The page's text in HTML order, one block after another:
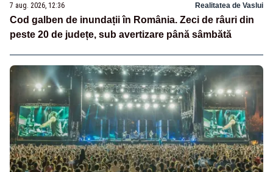
7 aug. 2026, 12:36 Realitatea de Vaslui
Cod galben de inundații în România. Zeci de râuri din
peste 20 de județe, sub avertizare până sâmbătă